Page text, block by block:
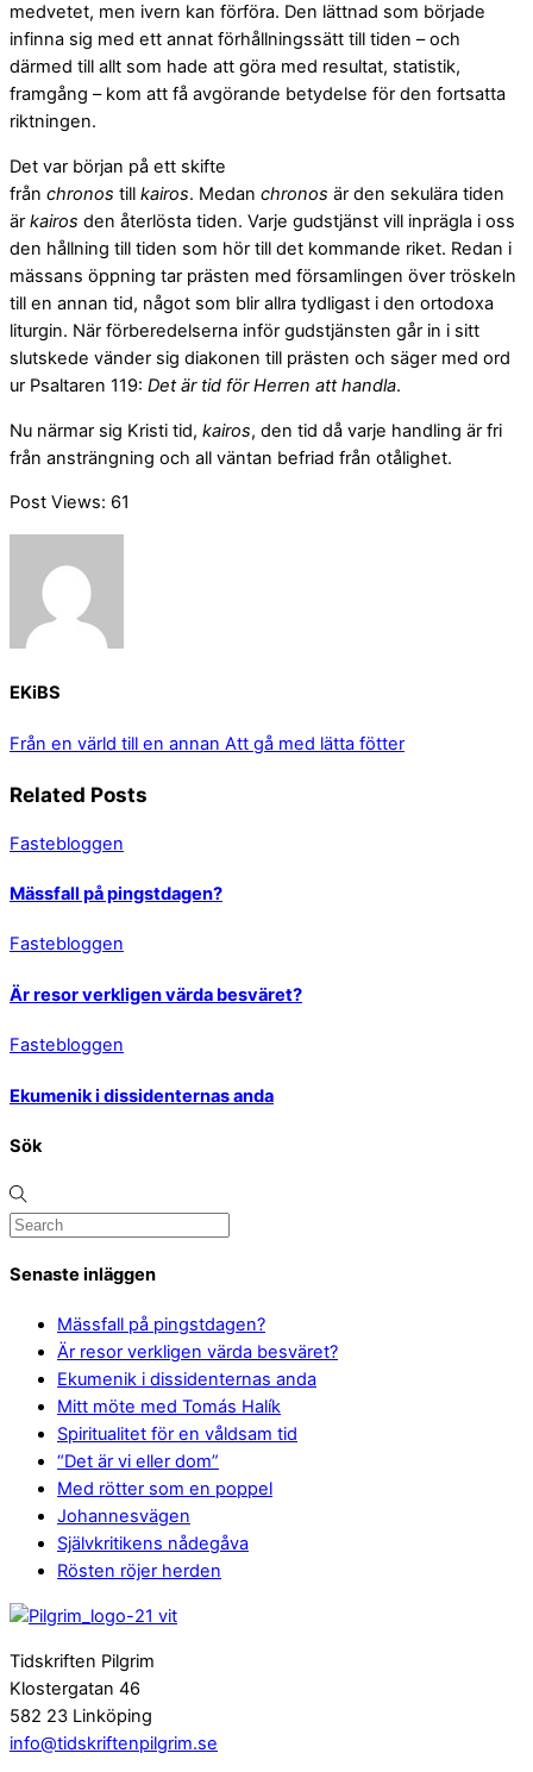
medvetet, men ivern kan förföra. Den lättnad som började
infinna sig med ett annat förhållningssätt till tiden – och
därmed till allt som hade att göra med resultat, statistik,
framgång – kom att få avgörande betydelse för den fortsatta
riktningen.
Det var början på ett skifte
från chronos till kairos. Medan chronos är den sekulära tiden
är kairos den återlösta tiden. Varje gudstjänst vill inprägla i oss
den hållning till tiden som hör till det kommande riket. Redan i
mässans öppning tar prästen med församlingen över tröskeln
till en annan tid, något som blir allra tydligast i den ortodoxa
liturgin. När förberedelserna inför gudstjänsten går in i sitt
slutskede vänder sig diakonen till prästen och säger med ord
ur Psaltaren 119: Det är tid för Herren att handla.
Nu närmar sig Kristi tid, kairos, den tid då varje handling är fri
från ansträngning och all väntan befriad från otålighet.
Post Views: 61
EKiBS
Från en värld till en annan Att gå med lätta fötter
Related Posts
Fastebloggen
Mässfall på pingstdagen?
Fastebloggen
Är resor verkligen värda besväret?
Fastebloggen
Ekumenik i dissidenternas anda
Sök
Senaste inläggen
Mässfall på pingstdagen?
Är resor verkligen värda besväret?
Ekumenik i dissidenternas anda
Mitt möte med Tomás Halík
Spiritualitet för en våldsam tid
“Det är vi eller dom”
Med rötter som en poppel
Johannesvägen
Självkritikens nådegåva
Rösten röjer herden
Tidskriften Pilgrim
Klostergatan 46
582 23 Linköping
info@tidskriftenpilgrim.se